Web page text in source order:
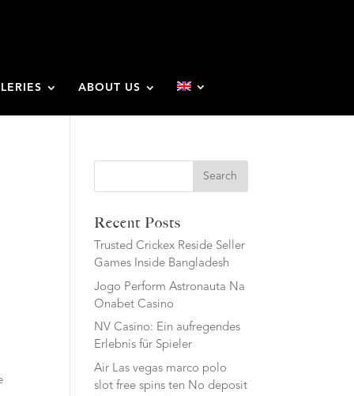
ABOUT US
Search
Recent Posts
Trusted Crickex Reside Seller
Games Inside Bangladesh
Jogo Perform Astronauta Na
Onabet Casino
NV Casino: Ein aufregendes
Erlebnis für Spieler
Air Las vegas marco polo
slot free spins ten No deposit